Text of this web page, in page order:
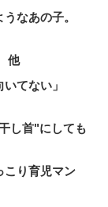
なあの子。
他
てない」
し首"にしても
こり育児マン